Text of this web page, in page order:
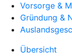
Vorsorge &
Gründung &
Übersicht